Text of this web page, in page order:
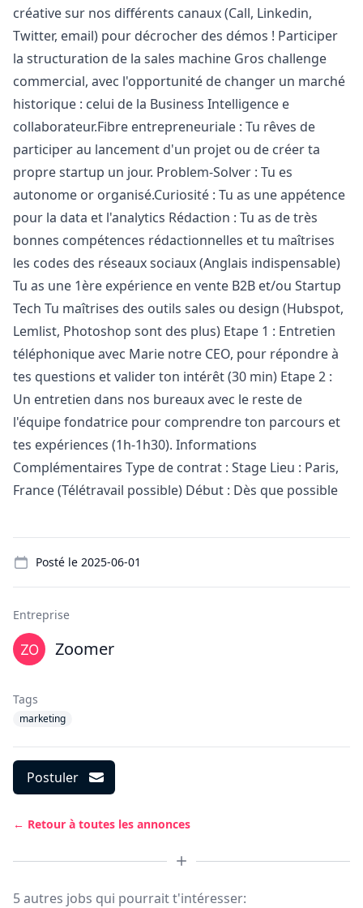
créative sur nos différents canaux (Call, Linkedin,
Twitter, email) pour décrocher des démos ! Participer
la structuration de la sales machine Gros challenge
commercial, avec l'opportunité de changer un marché
historique : celui de la Business Intelligence e
collaborateur.Fibre entrepreneuriale : Tu rêves de
participer au lancement d'un projet ou de créer ta
propre startup un jour. Problem-Solver : Tu es
autonome or organisé.Curiosité : Tu as une appétence
pour la data et l'analytics Rédaction : Tu as de très
bonnes compétences rédactionnelles et tu maîtrises
les codes des réseaux sociaux (Anglais indispensable)
Tu as une 1ère expérience en vente B2B et/ou Startup
Tech Tu maîtrises des outils sales ou design (Hubspot,
Lemlist, Photoshop sont des plus) Etape 1 : Entretien
téléphonique avec Marie notre CEO, pour répondre à
tes questions et valider ton intérêt (30 min) Etape 2 :
Un entretien dans nos bureaux avec le reste de
l'équipe fondatrice pour comprendre ton parcours et
tes expériences (1h-1h30). Informations
Complémentaires Type de contrat : Stage Lieu : Paris,
France (Télétravail possible) Début : Dès que possible
Posté le 2025-06-01
Entreprise
Zoomer
Tags
marketing
Postuler
← Retour à toutes les annonces
5 autres jobs qui pourrait t'intéresser: